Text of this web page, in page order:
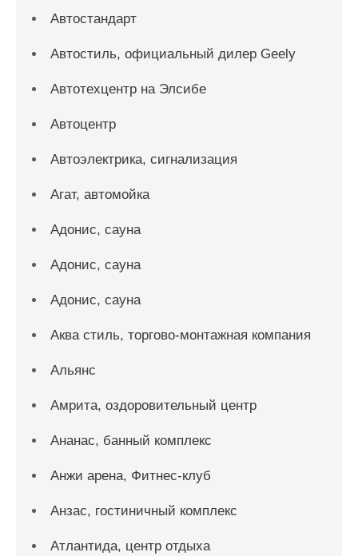
Автостандарт
Автостиль, официальный дилер Geely
Автотехцентр на Элсибе
Автоцентр
Автоэлектрика, сигнализация
Агат, автомойка
Адонис, сауна
Адонис, сауна
Адонис, сауна
Аква стиль, торгово-монтажная компания
Альянс
Амрита, оздоровительный центр
Ананас, банный комплекс
Анжи арена, Фитнес-клуб
Анзас, гостиничный комплекс
Атлантида, центр отдыха